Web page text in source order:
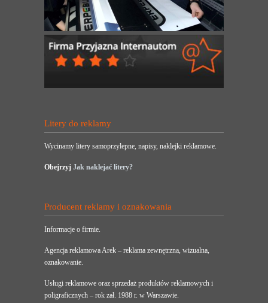
Litery do reklamy
Wycinamy litery samoprzylepne, napisy, naklejki reklamowe.
Obejrzyj Jak naklejać litery?
Producent reklamy i oznakowania
Informacje o firmie.
Agencja reklamowa Arek – reklama zewnętrzna, wizualna,
oznakowanie.
Usługi reklamowe oraz sprzedaż produktów reklamowych i
poligraficznych – rok zał. 1988 r. w Warszawie.